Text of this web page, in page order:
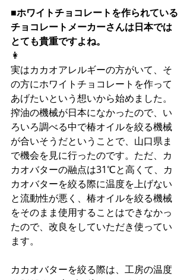
■ホワイトチョコレートを作られている
チョコレートメーカーさんは日本では
とても貴重ですよね。
👩
実はカカオアレルギーの方がいて、そ
の方にホワイトチョコレートを作って
あげたいという想いから始めました。
搾油の機械が日本になかったので、い
ろいろ調べる中で椿オイルを絞る機械
が合いそうだということで、山口県ま
で機会を見に行ったのです。ただ、カ
カオバターの融点は31℃と高くて、カ
カオバターを絞る際に温度を上げない
と流動性が悪く、椿オイルを絞る機械
をそのまま使用することはできなかっ
たので、改良をしていただき使ってい
ます。
カカオバターを絞る際は、工房の温度